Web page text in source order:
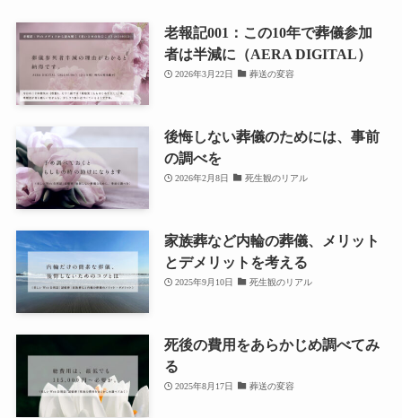
老報記001：この10年で葬儀参加
者は半減に（AERA DIGITAL）
2026年3月22日 葬送の変容
後悔しない葬儀のためには、事前
の調べを
2026年2月8日 死生観のリアル
家族葬など内輪の葬儀、メリット
とデメリットを考える
2025年9月10日 死生観のリアル
死後の費用をあらかじめ調べてみ
る
2025年8月17日 葬送の変容